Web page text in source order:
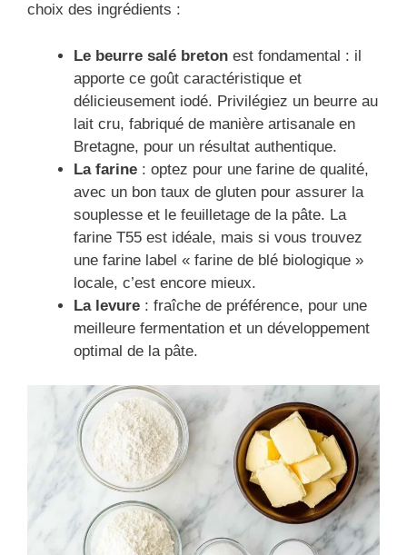
choix des ingrédients :
Le beurre salé breton est fondamental : il
apporte ce goût caractéristique et
délicieusement iodé. Privilégiez un beurre au
lait cru, fabriqué de manière artisanale en
Bretagne, pour un résultat authentique.
La farine : optez pour une farine de qualité,
avec un bon taux de gluten pour assurer la
souplesse et le feuilletage de la pâte. La
farine T55 est idéale, mais si vous trouvez
une farine label « farine de blé biologique »
locale, c’est encore mieux.
La levure : fraîche de préférence, pour une
meilleure fermentation et un développement
optimal de la pâte.